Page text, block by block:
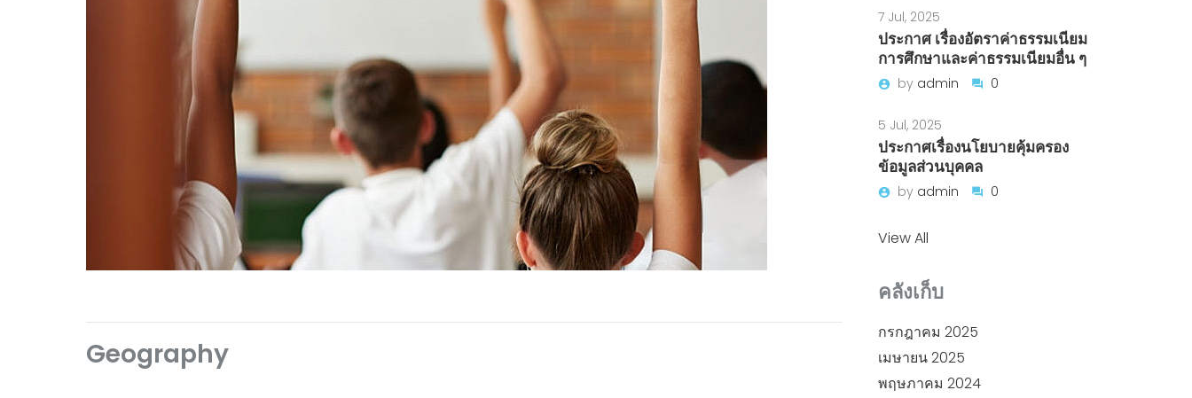
Geography
7 Jul, 2025
ประกาศ เรื่องอัตราค่าธรรมเนียม
การศึกษาและค่าธรรมเนียมอื่น ๆ
by admin 0
5 Jul, 2025
ประกาศเรื่องนโยบายคุ้มครอง
ข้อมูลส่วนบุคคล
by admin 0
View All
คลังเก็บ
กรกฎาคม 2025
เมษายน 2025
พฤษภาคม 2024